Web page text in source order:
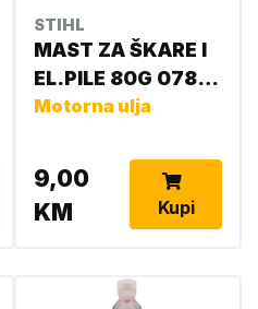
STIHL
MAST ZA ŠKARE I
EL.PILE 80G 0781
120 1109
Motorna ulja
9,00
KM
Kupi